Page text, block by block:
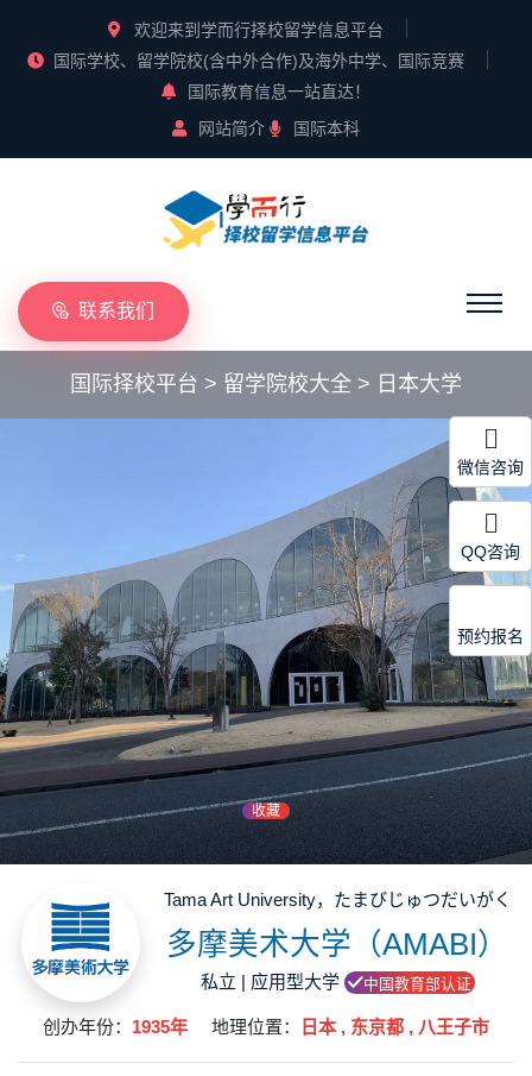
欢迎来到学而行择校留学信息平台
国际学校、留学院校(含中外合作)及海外中学、国际竞赛
国际教育信息一站直达！
网站简介
国际本科
联系我们
国际择校平台 > 留学院校大全 > 日本大学
收藏
Tama Art University，たまびじゅつだいがく
多摩美术大学（AMABI）
私立 | 应用型大学 中国教育部认证
创办年份： 1935年 地理位置： 日本 , 东京都 , 八王子市
微信咨询
QQ咨询
预约报名